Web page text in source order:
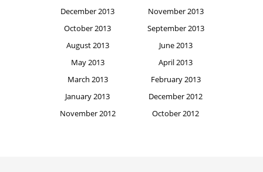
December 2013
November 2013
October 2013
September 2013
August 2013
June 2013
May 2013
April 2013
March 2013
February 2013
January 2013
December 2012
November 2012
October 2012